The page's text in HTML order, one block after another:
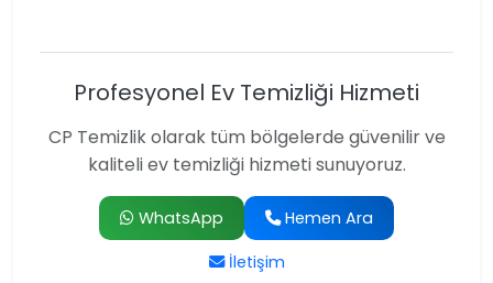
Profesyonel Ev Temizliği Hizmeti
CP Temizlik olarak tüm bölgelerde güvenilir ve
kaliteli ev temizliği hizmeti sunuyoruz.
WhatsApp Hemen Ara
İletişim